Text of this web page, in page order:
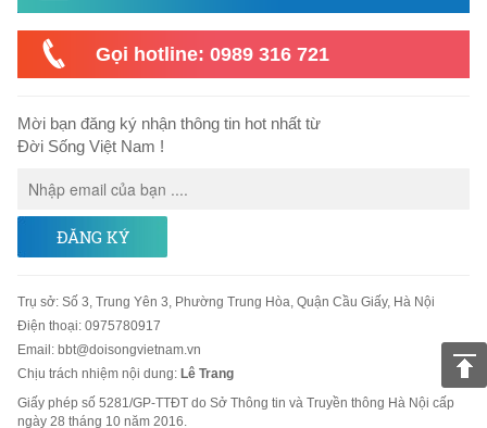
Gọi hotline: 0989 316 721
Mời bạn đăng ký nhận thông tin hot nhất từ
Đời Sống Việt Nam !
ĐĂNG KÝ
Trụ sở: Số 3, Trung Yên 3, Phường Trung Hòa, Quận Cầu Giấy, Hà Nội
Điện thoại: 0975780917
Email : bbt@doisongvietnam.vn
Chịu trách nhiệm nội dung: Lê Trang
Giấy phép số 5281/GP-TTĐT do Sở Thông tin và Truyền thông Hà Nội cấp
ngày 28 tháng 10 năm 2016.